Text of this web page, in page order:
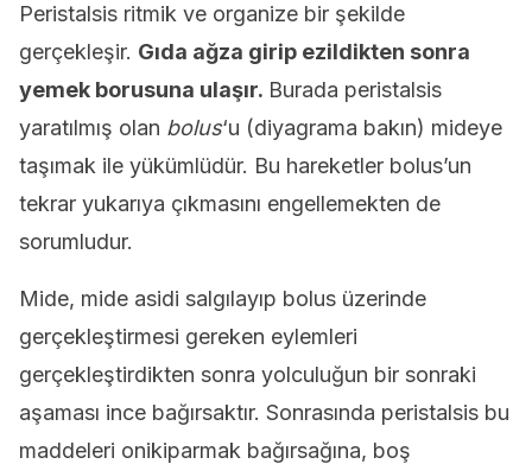
Peristalsis ritmik ve organize bir şekilde
gerçekleşir. Gıda ağza girip ezildikten sonra
yemek borusuna ulaşır. Burada peristalsis
yaratılmış olan bolus‘u (diyagrama bakın) mideye
taşımak ile yükümlüdür. Bu hareketler bolus’un
tekrar yukarıya çıkmasını engellemekten de
sorumludur.
Mide, mide asidi salgılayıp bolus üzerinde
gerçekleştirmesi gereken eylemleri
gerçekleştirdikten sonra yolculuğun bir sonraki
aşaması ince bağırsaktır. Sonrasında peristalsis bu
maddeleri onikiparmak bağırsağına, boş